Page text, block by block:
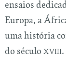
ensaios
Europa, a
uma história
do século XVIII.